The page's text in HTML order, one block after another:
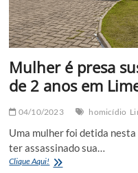
Mulher é presa
de 2 anos em
04/10/2023 homicídio
Uma mulher foi detida
ter assassinado sua…
Clique Aqui! Mulher